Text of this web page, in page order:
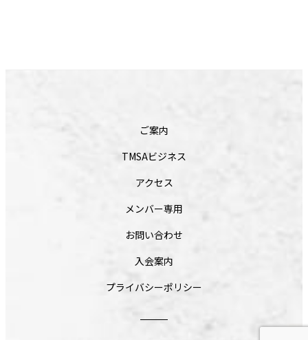
ご案内
TMSAビジネス
アクセス
メンバー専用
お問い合わせ
入会案内
プライバシーポリシー